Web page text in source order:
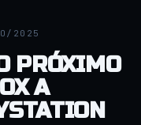
2025
PRÓXIMO
A